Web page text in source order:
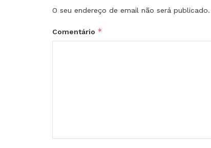
O seu endereço de email não será publicado.
Comentário *